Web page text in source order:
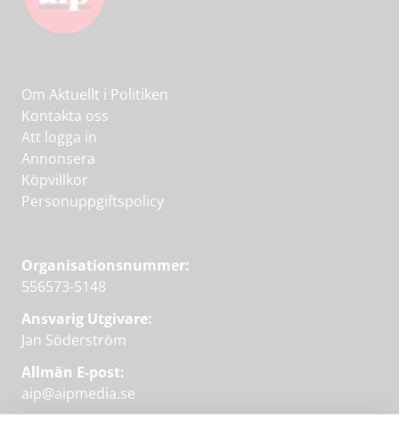
Om Aktuellt i Politiken
Kontakta oss
Att logga in
Annonsera
Köpvillkor
Personuppgiftspolicy
Organisationsnummer:
556573-5148
Ansvarig Utgivare:
Jan Söderström
Allmän E-post:
aip@aipmedia.se